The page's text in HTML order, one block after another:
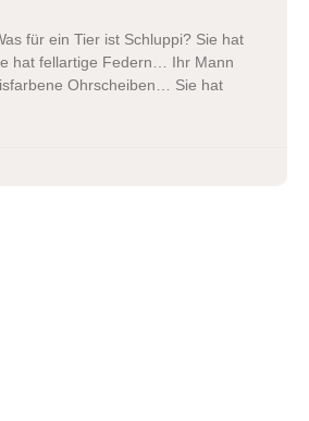
für ein Tier ist Schluppi? Sie hat
hat fellartige Federn… Ihr Mann
Ohrscheiben… Sie hat